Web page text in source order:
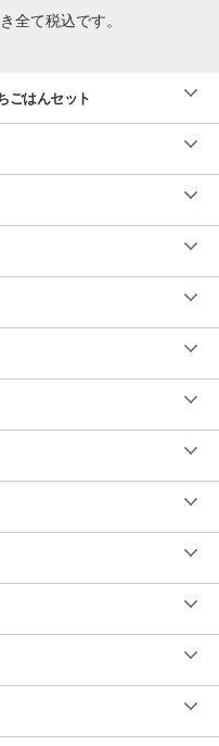
全て税込です。
ごはんセット